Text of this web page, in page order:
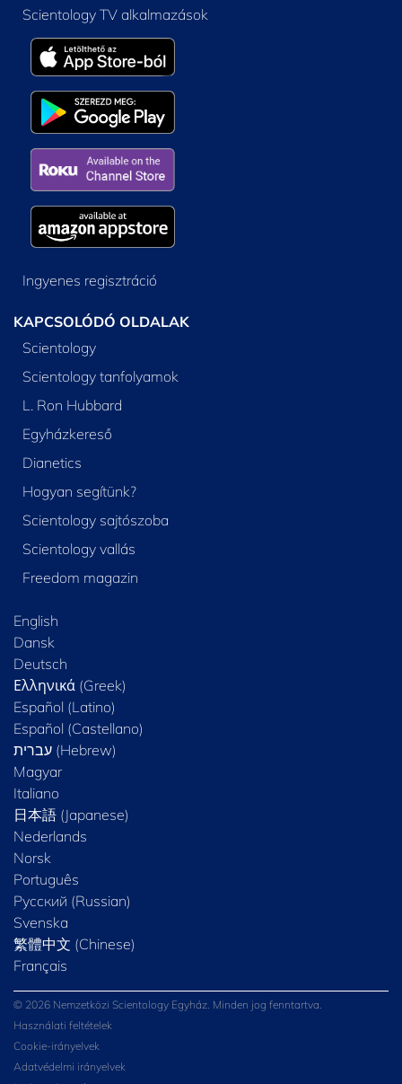
Scientology TV alkalmazások
Ingyenes regisztráció
KAPCSOLÓDÓ OLDALAK
Scientology
Scientology tanfolyamok
L. Ron Hubbard
Egyházkereső
Dianetics
Hogyan segítünk?
Scientology sajtószoba
Scientology vallás
Freedom magazin
English
Dansk
Deutsch
Ελληνικά (Greek)
Español (Latino)
Español (Castellano)
Magyar
Italiano
日本語 (Japanese)
Nederlands
Norsk
Português
Русский (Russian)
Svenska
繁體中文 (Chinese)
Français
© 2026 Nemzetközi Scientology Egyház. Minden jog fenntartva.
Használati feltételek
Cookie-irányelvek
Adatvédelmi irányelvek